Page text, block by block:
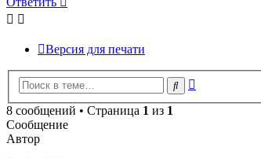
Версия для печати
Поиск
8 сообщений • Страница 1 из 1
Сообщение
Автор